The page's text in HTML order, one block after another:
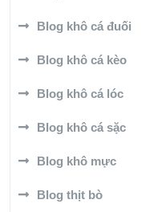
Blog khô cá đuối
Blog khô cá kèo
Blog khô cá lóc
Blog khô cá sặc
Blog khô mực
Blog thịt bò